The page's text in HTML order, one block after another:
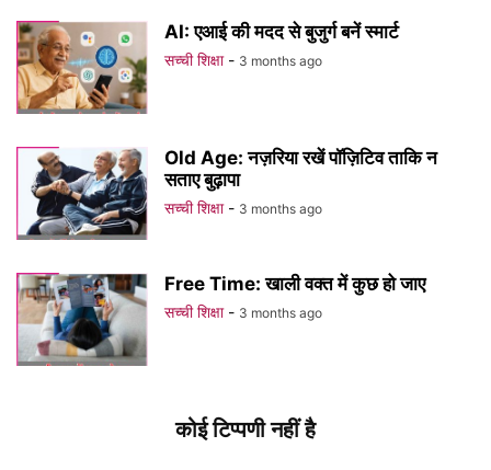
AI: एआई की मदद से बुजुर्ग बनें स्मार्ट
सच्ची शिक्षा - 3 months ago
Old Age: नज़रिया रखें पॉज़िटिव ताकि न
सताए बुढ़ापा
सच्ची शिक्षा - 3 months ago
Free Time: खाली वक्त में कुछ हो जाए
सच्ची शिक्षा - 3 months ago
कोई टिप्पणी नहीं है